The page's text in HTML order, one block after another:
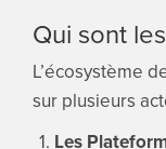
Qui sont
L’écosystème
sur plusieurs
Les